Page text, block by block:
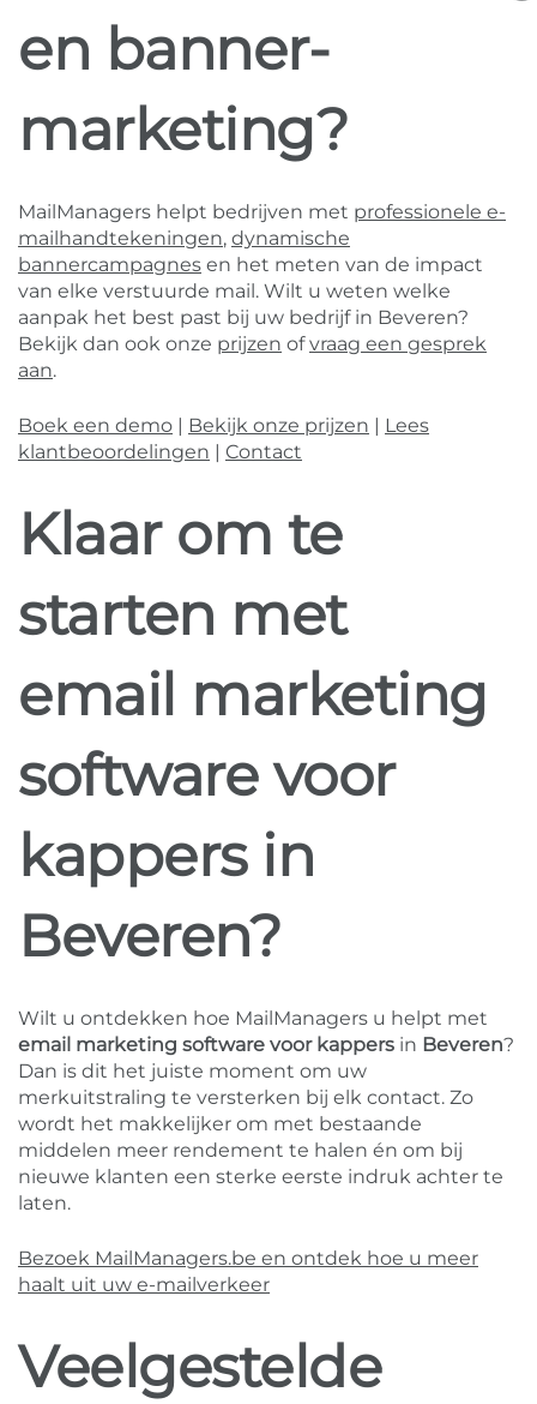
en banner-
marketing?
MailManagers helpt bedrijven met professionele e-
mailhandtekeningen, dynamische
bannercampagnes en het meten van de impact
van elke verstuurde mail. Wilt u weten welke
aanpak het best past bij uw bedrijf in Beveren?
Bekijk dan ook onze prijzen ofvraag een gesprek
aan.
Boek een demo Bekijk onze prijzen
Lees
klantbeoordelingen
Contact
Klaar om te
starten met
email marketing
software voor
kappers in
Beveren?
Wilt u ontdekken hoe MailManagers u helpt met
email marketing software voor kappers in Beveren?
Dan is dit het juiste moment om uw
merkuitstraling te versterken bij elk contact. Zo
wordt het makkelijker om met bestaande
middelen meer rendement te halen én om bij
nieuwe klanten een sterke eerste indruk achter te
laten.
Bezoek MailManagers.be en ontdek hoe u meer
haalt uit uw e-mailverkeer
Veelgestelde